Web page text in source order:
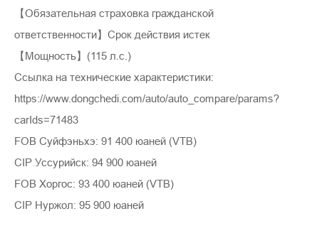
【Обязательная страховка гражданской
ответственности】Срок действия истек
【Мощность】(115 л.с.)
Ссылка на технические характеристики:
https://www.dongchedi.com/auto/auto_compare/params?
carIds=71483
FOB Суйфэньхэ: 91 400 юаней (VTB)
CIP Уссурийск: 94 900 юаней
FOB Хоргос: 93 400 юаней (VTB)
CIP Нуржол: 95 900 юаней